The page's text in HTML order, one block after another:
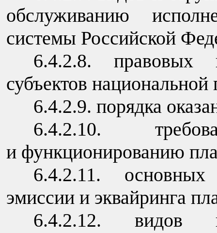
обслуживанию
системы Российской
6.4.2.8. правовых
субъектов
6.4.2.9. порядка
6.4.2.10.
и функционированию
6.4.2.11.
эмиссии и эквайринга
6.4.2.12. видов